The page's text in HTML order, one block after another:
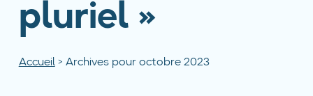
pluriel »
Accueil> Archives pour octobre 2023